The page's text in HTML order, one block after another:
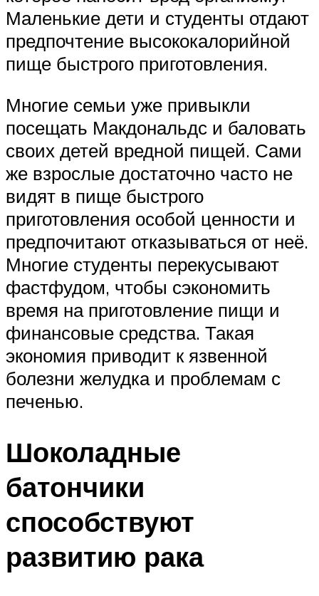
Маленькие дети и студенты отдают
предпочтение высококалорийной
пище быстрого приготовления.
Многие семьи уже привыкли
посещать Макдональдс и баловать
своих детей вредной пищей. Сами
же взрослые достаточно часто не
видят в пище быстрого
приготовления особой ценности и
предпочитают отказываться от неё.
Многие студенты перекусывают
фастфудом, чтобы сэкономить
время на приготовление пищи и
финансовые средства. Такая
экономия приводит к язвенной
болезни желудка и проблемам с
печенью.
Шоколадные
батончики
способствуют
развитию рака